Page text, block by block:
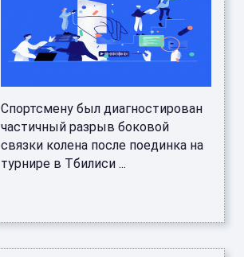
Спортсмену был диагностирован
частичный разрыв боковой
связки колена после поединка на
турнире в Тбилиси ...